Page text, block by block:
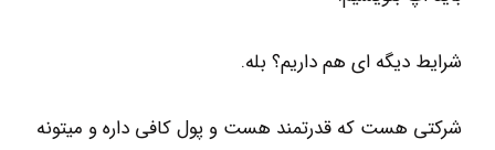
شرایط دیگه ای هم داریم؟ بله.
شرکتی هست که قدرتمند هست و پول کافی داره و میتونه